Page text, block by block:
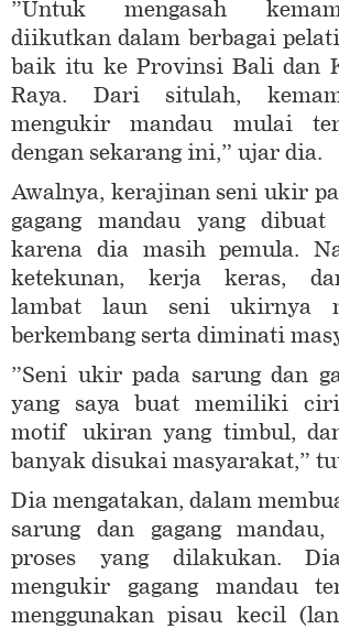
”Untuk mengasah
diikutkan dalam berbagai
baik itu ke Provinsi Bali dan
Raya. Dari situlah,
mengukir mandau mulai
dengan sekarang ini,” ujar dia.
Awalnya, kerajinan seni ukir
gagang mandau yang dibuat
karena dia masih pemula.
ketekunan, kerja keras,
lambat laun seni ukirnya
berkembang serta diminati
”Seni ukir pada sarung dan
yang saya buat memiliki
motif ukiran yang timbul,
banyak disukai masyarakat,”
Dia mengatakan, dalam
sarung dan gagang mandau,
proses yang dilakukan.
mengukir gagang mandau
menggunakan pisau kecil